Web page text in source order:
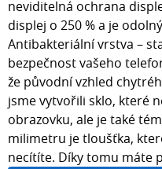
neviditelná ochrana
displej o 250 % a je
Antibakteriální vrstva –
bezpečnost vašeho
že původní vzhled
jsme vytvořili sklo, které
obrazovku, ale je také
milimetru je tloušťka,
necítíte. Díky tomu máte